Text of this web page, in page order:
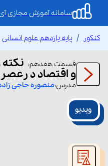
سامانه آموزش مجازی
کنکور پایه یازدهم علوم انسانی
قسمت هفدهم:
و اقتصاد د
مدرس:منصورهحاجی
ویدیو
modal
window.
either because the server
format is not supported.